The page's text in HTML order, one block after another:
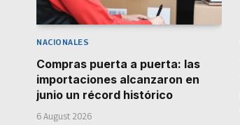
NACIONALES
Compras puerta a puerta: las
importaciones alcanzaron en
junio un récord histórico
6 August 2026